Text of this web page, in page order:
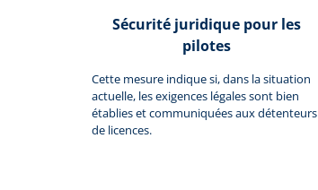
Sécurité juridique pour les
pilotes
Cette mesure indique si, dans la situation
actuelle, les exigences légales sont bien
établies et communiquées aux détenteurs
de licences.